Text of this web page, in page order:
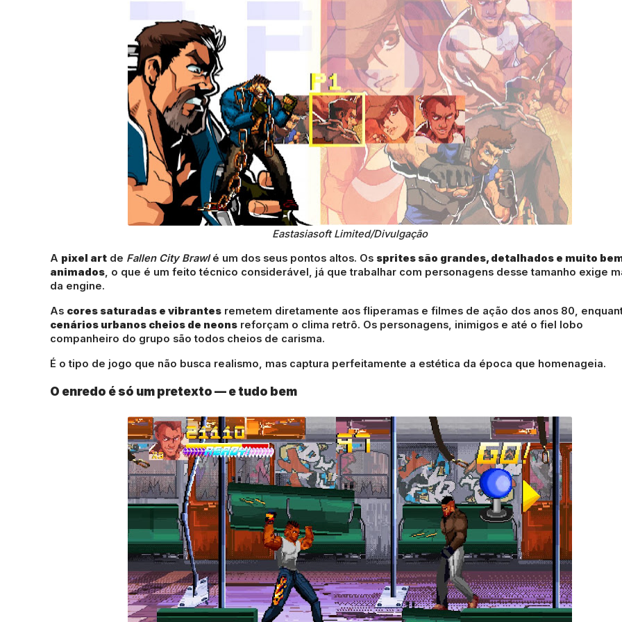
Eastasiasoft Limited/Divulgação
A pixel art de Fallen City Brawlé um dos seus pontos altos. Os sprites são grandes, detalhados e muito
animados, o que é um feito técnico considerável, já que trabalhar com personagens desse tamanho exige
da engine.
As cores saturadas e vibrantes remetem diretamente aos fliperamas e filmes de ação dos anos 80,
cenários urbanos cheios de neons reforçam o clima retrô. Os personagens, inimigos e até o fiel lobo
companheiro do grupo são todos cheios de carisma.
É o tipo de jogo que não busca realismo, mas captura perfeitamente a estética da época que homenageia.
O enredo é só um pretexto — e tudo bem